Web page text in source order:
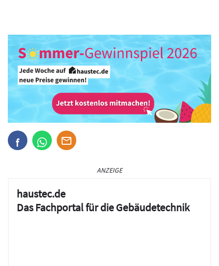
ANZEIGE
haustec.de
Das Fachportal für die Gebäudetechnik